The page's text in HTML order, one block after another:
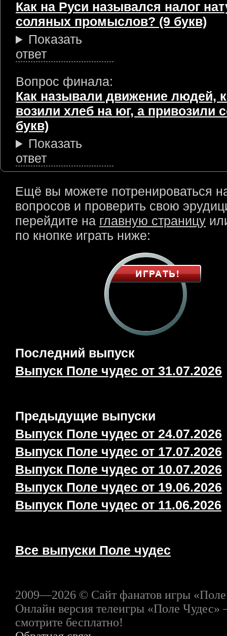
Как на Руси назывался налог
соляных промыслов? (9 букв)
Показать
ответ
Вопрос финала:
Как называли движение людей,
возили хлеб на юг, а привозили
букв)
Показать
ответ
Ещё вы можете потренироваться
вопросов и проверить свою
перейдите на главную страницу
по кнопке играть ниже:
Последний выпуск
Выпуск Поле чудес от 31.07.2026
Предыдущие выпуски
Выпуск Поле чудес от 24.07.2026
Выпуск Поле чудес от 17.07.2026
Выпуск Поле чудес от 10.07.2026
Выпуск Поле чудес от 19.06.2026
Выпуск Поле чудес от 11.06.2026
Все выпуски Поле чудес
2009—2026 © Сайт фанатов игры
Онлайн версия телеигры «Поле Чудес»
смотрите бесплатно!